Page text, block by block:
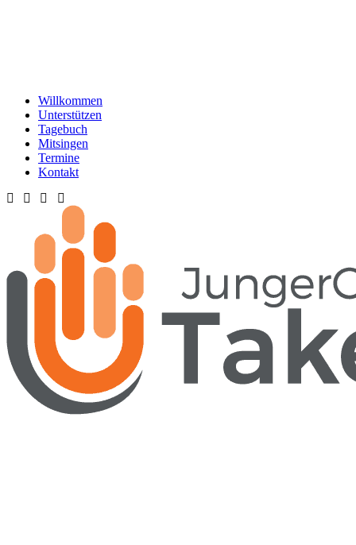
Willkommen
Unterstützen
Tagebuch
Mitsingen
Termine
Kontakt